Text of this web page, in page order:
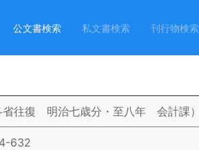
公文書検索 私文書検索 刊行物検索
往復 明治七歳分・至八年 会計課）
632